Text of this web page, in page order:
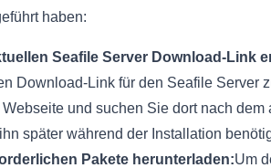
haben:
Seafile Server Download-Link
Download-Link für den Seafile Server
und suchen Sie dort nach
später während der Installation
Pakete herunterladen:Um